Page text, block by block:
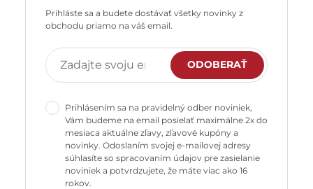
Prihláste sa a budete dostávať všetky novinky z
obchodu priamo na váš email.
ODOBERAŤ
Prihlásením sa na pravidelný odber noviniek,
Vám budeme na email posielať maximálne 2x do
mesiaca aktuálne zľavy, zľavové kupóny a
novinky. Odoslaním svojej e-mailovej adresy
súhlasíte so spracovaním údajov pre zasielanie
noviniek a potvrdzujete, že máte viac ako 16
rokov.